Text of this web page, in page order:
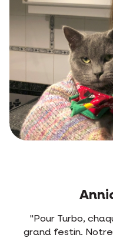
"Dès la
Opti Life avec